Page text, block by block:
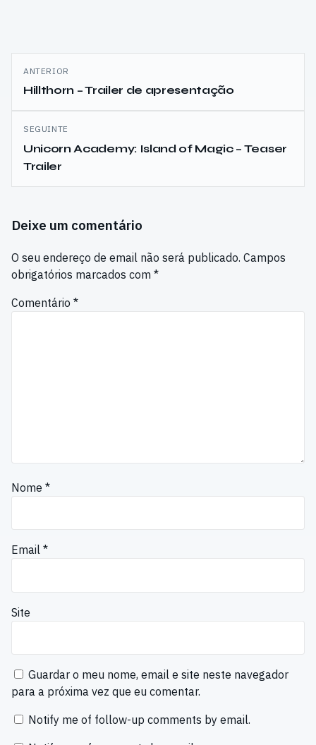
Navegação
de
artigos
ANTERIOR
Hillthorn – Trailer de apresentação
SEGUINTE
Unicorn Academy: Island of Magic – Teaser
Trailer
Deixe um comentário
O seu endereço de email não será publicado. Campos
obrigatórios marcados com *
Comentário *
Nome *
Email *
Site
Guardar o meu nome, email e site neste navegador
para a próxima vez que eu comentar.
Notify me of follow-up comments by email.